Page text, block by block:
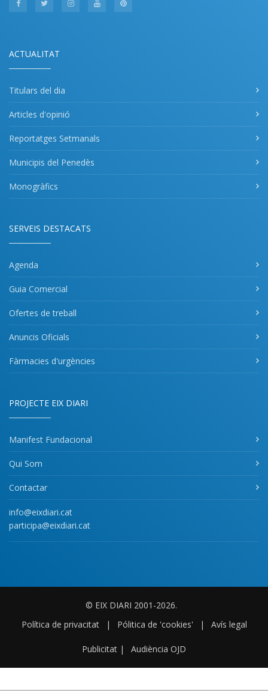
ACTUALITAT
Titulars del dia
Articles d'opinió
Reportatges Setmanals
Municipis del Penedès
Monogràfics
SERVEIS DESTACATS
Agenda
Guia Comercial
Ofertes de treball
Anuncis Oficials
Fàrmacies d'urgències
PROJECTE EIX DIARI
Manifest Fundacional
Qui Som
Contactar
info@eixdiari.cat
participa@eixdiari.cat
© EIX DIARI 2001-2026.
Política de privacitat
| Pólitica de 'cookies' | Avís legal
Publicitat | Audiència OJD